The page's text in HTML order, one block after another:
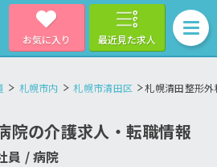
お気に入り 最近見た求人
札幌市内 札幌市清田区 札幌清田整形
院の介護求人・転職情報
員 / 病院